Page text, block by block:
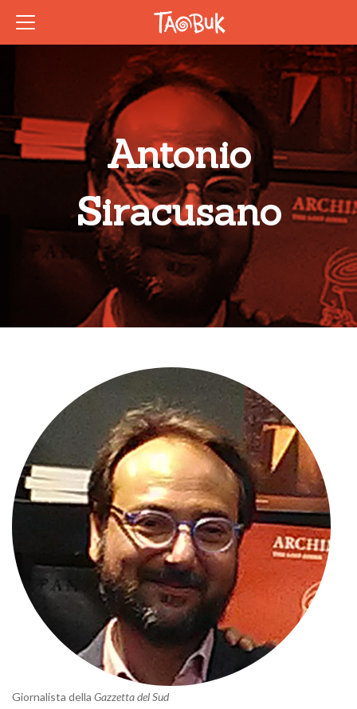
Antonio
Siracusano
Giornalista della Gazzetta del Sud